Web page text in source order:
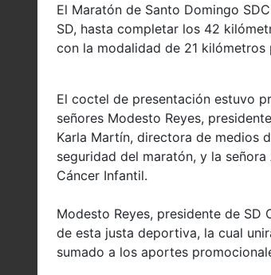
El Maratón de Santo Domingo
SD, hasta completar los 42
con la modalidad de 21
El coctel de presentación estuvo
señores Modesto Reyes,
Karla Martín, directora de medios
seguridad del maratón, y la
Cáncer Infantil.
Modesto Reyes, presidente de
de esta justa deportiva, la cual
sumado a los aportes